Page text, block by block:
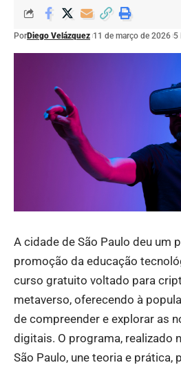
PorDiego Velázquez 11 de março de 2026 5
A cidade de São Paulo deu um
promoção da educação
curso gratuito voltado para
metaverso, oferecendo à
de compreender e explorar as
digitais. O programa, realizado
São Paulo, une teoria e prática,